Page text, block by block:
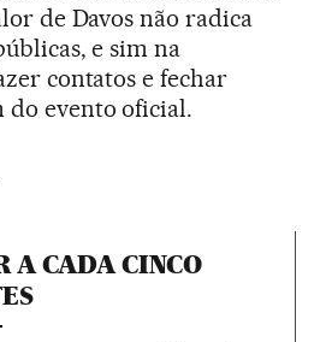
de Davos não radica
e sim na
contatos e fechar
do evento oficial.
A CADA CINCO